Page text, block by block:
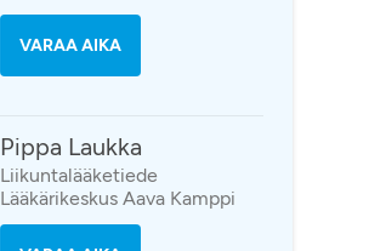
VARAA AIKA
Pippa Laukka
Liikuntalääketiede
Lääkärikeskus Aava Kamppi